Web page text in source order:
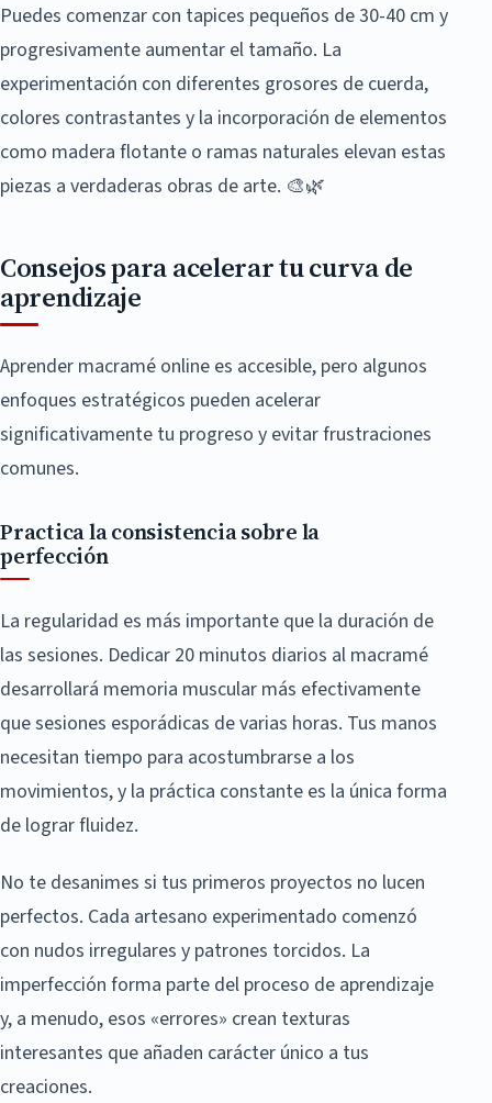
Puedes comenzar con tapices pequeños de 30-40 cm y
progresivamente aumentar el tamaño. La
experimentación con diferentes grosores de cuerda,
colores contrastantes y la incorporación de elementos
como madera flotante o ramas naturales elevan estas
piezas a verdaderas obras de arte. 🎨🌿
Consejos para acelerar tu curva de
aprendizaje
Aprender macramé online es accesible, pero algunos
enfoques estratégicos pueden acelerar
significativamente tu progreso y evitar frustraciones
comunes.
Practica la consistencia sobre la
perfección
La regularidad es más importante que la duración de
las sesiones. Dedicar 20 minutos diarios al macramé
desarrollará memoria muscular más efectivamente
que sesiones esporádicas de varias horas. Tus manos
necesitan tiempo para acostumbrarse a los
movimientos, y la práctica constante es la única forma
de lograr fluidez.
No te desanimes si tus primeros proyectos no lucen
perfectos. Cada artesano experimentado comenzó
con nudos irregulares y patrones torcidos. La
imperfección forma parte del proceso de aprendizaje
y, a menudo, esos «errores» crean texturas
interesantes que añaden carácter único a tus
creaciones.